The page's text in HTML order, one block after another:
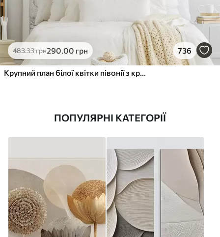
483.33грн290.00 грн 736
Крупний план білої квітки півонії з крапельками води на пелюстках на розмитому фоні
ПОПУЛЯРНІ КАТЕГОРІЇ